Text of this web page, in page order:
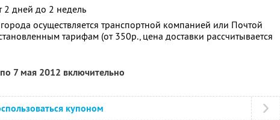
2 дней до 2 недель
осуществляется транспортной компанией или Почтой
тарифам (от 350р., цена доставки рассчитывается
7 мая 2012 включительно
купоном